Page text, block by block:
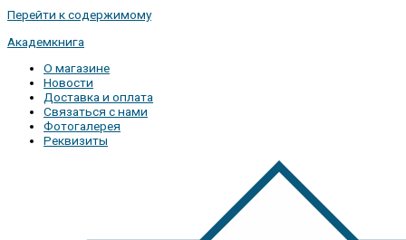
Перейти к содержимому
Академкнига
О магазине
Новости
Доставка и оплата
Связаться с нами
Фотогалерея
Реквизиты